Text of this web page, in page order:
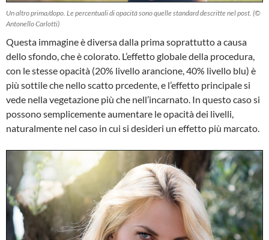
Un altro prima/dopo. Le percentuali di opacità sono quelle standard descritte nel post. (©
Antonello Carlotti)
Questa immagine è diversa dalla prima soprattutto a causa
dello sfondo, che è colorato. L’effetto globale della procedura,
con le stesse opacità (20% livello arancione, 40% livello blu) è
più sottile che nello scatto prcedente, e l’effetto principale si
vede nella vegetazione più che nell’incarnato. In questo caso si
possono semplicemente aumentare le opacità dei livelli,
naturalmente nel caso in cui si desideri un effetto più marcato.